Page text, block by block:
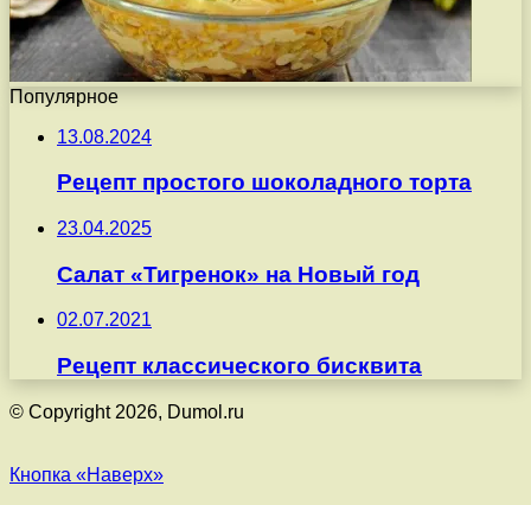
Популярное
13.08.2024
Рецепт простого шоколадного торта
23.04.2025
Салат «Тигренок» на Новый год
02.07.2021
Рецепт классического бисквита
© Copyright 2026, Dumol.ru
Кнопка «Наверх»